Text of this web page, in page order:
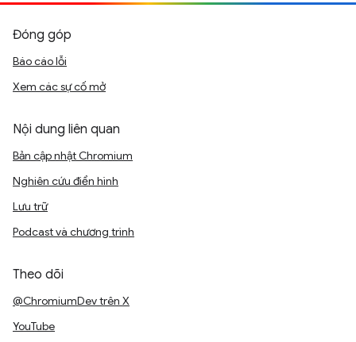
Đóng góp
Báo cáo lỗi
Xem các sự cố mở
Nội dung liên quan
Bản cập nhật Chromium
Nghiên cứu điển hình
Lưu trữ
Podcast và chương trình
Theo dõi
@ChromiumDev trên X
YouTube